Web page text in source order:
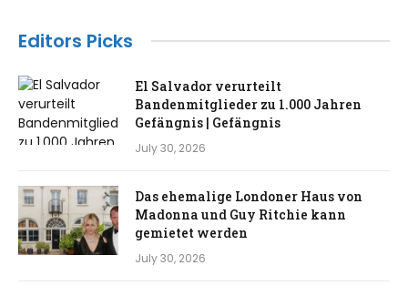
Editors Picks
El Salvador verurteilt
Bandenmitglieder zu 1.000 Jahren
Gefängnis | Gefängnis
July 30, 2026
Das ehemalige Londoner Haus von
Madonna und Guy Ritchie kann
gemietet werden
July 30, 2026